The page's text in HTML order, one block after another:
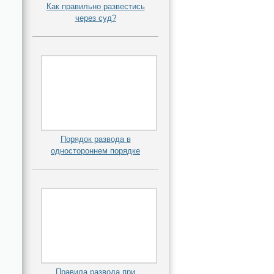
Как правильно развестись
через суд?
Порядок развода в
одностороннем порядке
Правила развода при